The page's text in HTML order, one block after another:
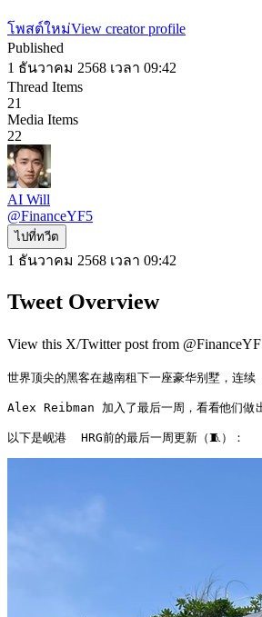
โพสต์ใหม่View creator profile
Published
1 ธันวาคม 2568 เวลา 09:42
Thread Items
21
Media Items
22
AI Will
@FinanceYF5
ไปที่ทวีต
1 ธันวาคม 2568 เวลา 09:42
Tweet Overview
View this X/Twitter post from
世界顶尖的黑客在越南租下一座豪华别墅，连
Alex Reibman 加入了最后一周，看看他们做出
以下是岘港  HRG前的最后一周更新（🧵）：